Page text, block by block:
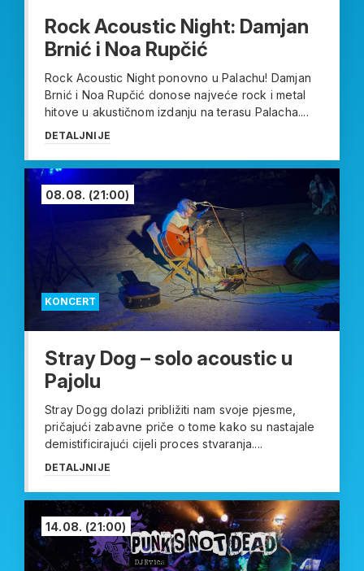
Rock Acoustic Night: Damjan
Brnić i Noa Rupčić
Rock Acoustic Night ponovno u Palachu! Damjan
Brnić i Noa Rupčić donose najveće rock i metal
hitove u akustičnom izdanju na terasu Palacha....
DETALJNIJE
KONCERT
08.08. (21:00)
Stray Dog – solo acoustic u
Pajolu
Stray Dogg dolazi približiti nam svoje pjesme,
pričajući zabavne priče o tome kako su nastajale
demistificirajući cijeli proces stvaranja....
DETALJNIJE
14.08. (21:00)